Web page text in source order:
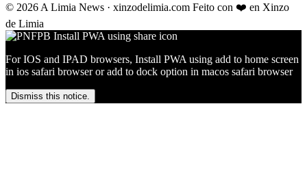
© 2026 A Limia News · xinzodelimia.com Feito con ❤️ en Xinzo
de Limia
For IOS and IPAD browsers, Install PWA using add to home screen
in ios safari browser or add to dock option in macos safari browser
Dismiss this notice.